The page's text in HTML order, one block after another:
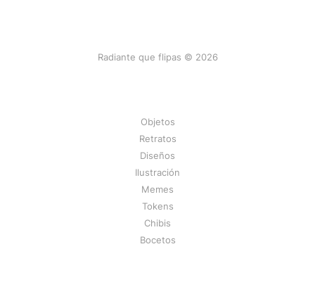
Radiante que flipas © 2026
Objetos
Retratos
Diseños
Ilustración
Memes
Tokens
Chibis
Bocetos